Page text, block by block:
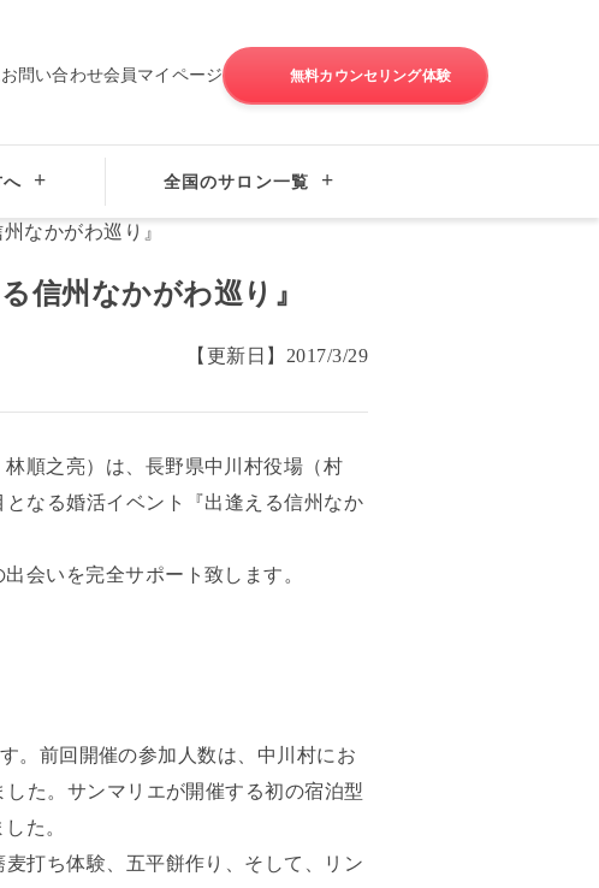
お問い合わせ会員マイページ 無料カウンセリング体験
全国のサロン一覧
信州なかがわ巡り』
【更新日】 2017/3/29
順之亮）は、長野県中川村役場（村
なる婚活イベント『出逢える信州なか
会いを完全サポート致します。
。前回開催の参加人数は、中川村にお
た。サンマリエが開催する初の宿泊型
た。
打ち体験、五平餅作り、そして、リン